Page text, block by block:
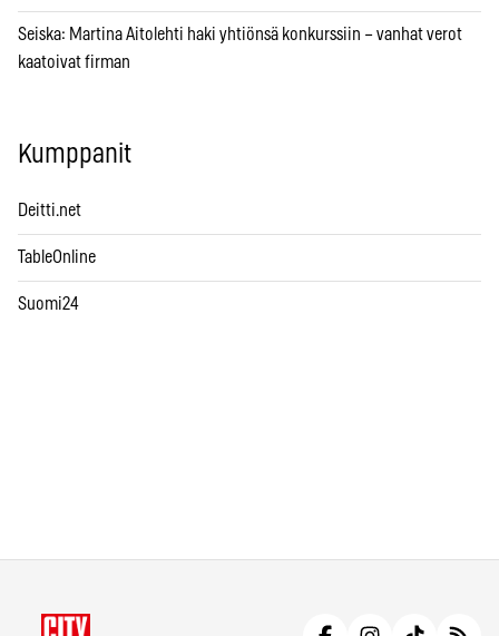
Seiska: Martina Aitolehti haki yhtiönsä konkurssiin – vanhat verot
kaatoivat firman
Kumppanit
Deitti.net
TableOnline
Suomi24